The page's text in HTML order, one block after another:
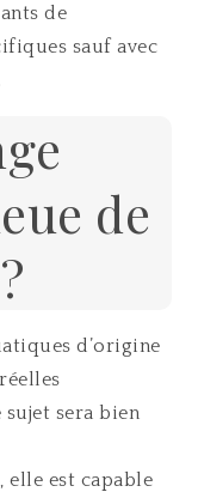
de
sauf avec
de
d’origine
sera bien
elle est capable